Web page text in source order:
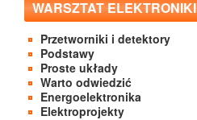
WARSZTAT ELEKTRONIKI
Przetworniki i detektory
Podstawy
Proste układy
Warto odwiedzić
Energoelektronika
Elektroprojekty